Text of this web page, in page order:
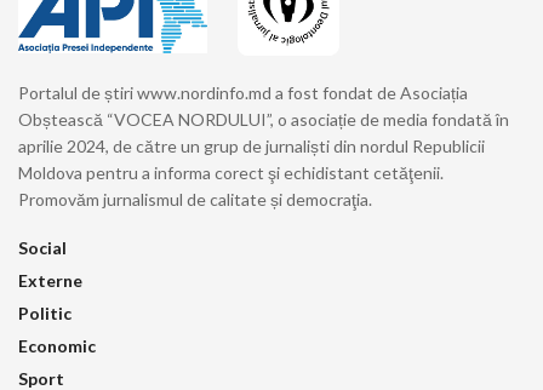
Portalul de știri www.nordinfo.md a fost fondat de Asociația
Obștească “VOCEA NORDULUI”, o asociație de media fondată în
aprilie 2024, de către un grup de jurnaliști din nordul Republicii
Moldova pentru a informa corect şi echidistant cetăţenii.
Promovăm jurnalismul de calitate și democraţia.
Social
Externe
Politic
Economic
Sport